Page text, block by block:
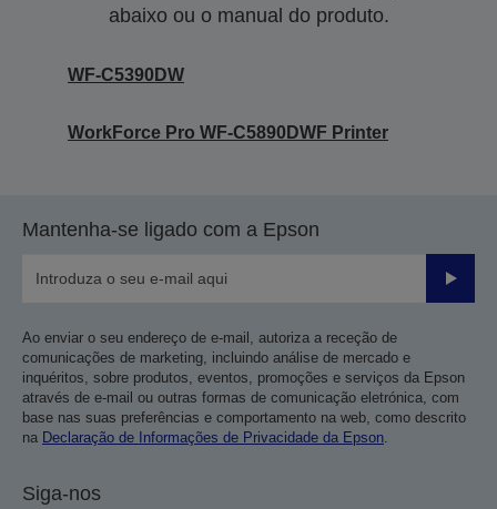
abaixo ou o manual do produto.
WF-C5390DW
WorkForce Pro WF-C5890DWF Printer
Mantenha-se ligado com a Epson
Enviar
Ao enviar o seu endereço de e-mail, autoriza a receção de
comunicações de marketing, incluindo análise de mercado e
inquéritos, sobre produtos, eventos, promoções e serviços da Epson
através de e-mail ou outras formas de comunicação eletrónica, com
base nas suas preferências e comportamento na web, como descrito
na Declaração de Informações de Privacidade da Epson
Siga-nos